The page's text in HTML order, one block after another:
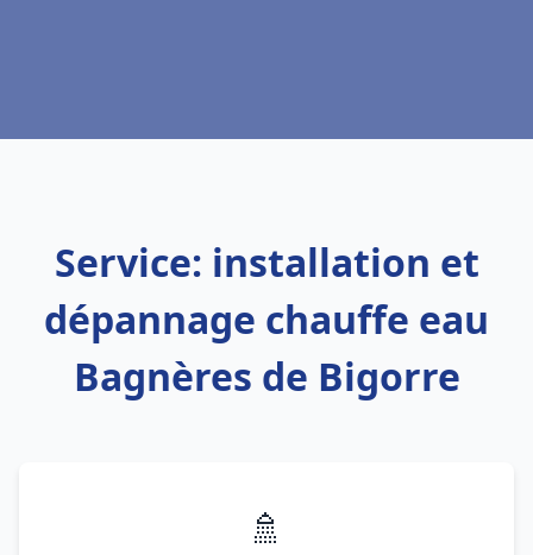
Service: installation et
dépannage chauffe eau
Bagnères de Bigorre
🚿